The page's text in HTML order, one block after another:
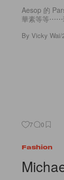
ByVicky Wai/
昨天甫進入